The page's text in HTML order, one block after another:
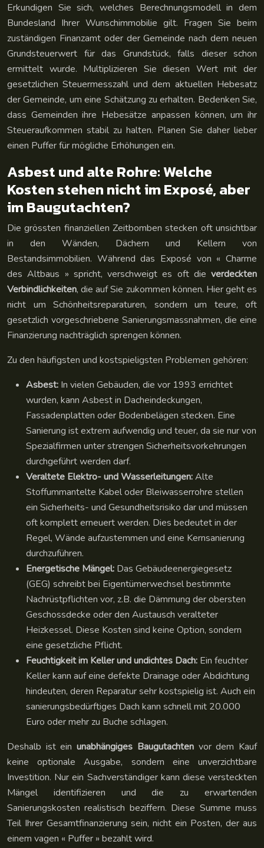
Erkundigen Sie sich, welches Berechnungsmodell in dem
Bundesland Ihrer Wunschimmobilie gilt. Fragen Sie beim
zuständigen Finanzamt oder der Gemeinde nach dem neuen
Grundsteuerwert für das Grundstück, falls dieser schon
ermittelt wurde. Multiplizieren Sie diesen Wert mit der
gesetzlichen Steuermesszahl und dem aktuellen Hebesatz
der Gemeinde, um eine Schätzung zu erhalten. Bedenken Sie,
dass Gemeinden ihre Hebesätze anpassen können, um ihr
Steueraufkommen stabil zu halten. Planen Sie daher lieber
einen Puffer für mögliche Erhöhungen ein.
Asbest und alte Rohre: Welche
Kosten stehen nicht im Exposé, aber
im Baugutachten?
Die grössten finanziellen Zeitbomben stecken oft unsichtbar
in den Wänden, Dächern und Kellern von
Bestandsimmobilien. Während das Exposé von « Charme
des Altbaus » spricht, verschweigt es oft die verdeckten
Verbindlichkeiten, die auf Sie zukommen können. Hier geht es
nicht um Schönheitsreparaturen, sondern um teure, oft
gesetzlich vorgeschriebene Sanierungsmassnahmen, die eine
Finanzierung nachträglich sprengen können.
Zu den häufigsten und kostspieligsten Problemen gehören:
Asbest: In vielen Gebäuden, die vor 1993 errichtet
wurden, kann Asbest in Dacheindeckungen,
Fassadenplatten oder Bodenbelägen stecken. Eine
Sanierung ist extrem aufwendig und teuer, da sie nur von
Spezialfirmen unter strengen Sicherheitsvorkehrungen
durchgeführt werden darf.
Veraltete Elektro- und Wasserleitungen:Alte
Stoffummantelte Kabel oder Bleiwasserrohre stellen
ein Sicherheits- und Gesundheitsrisiko dar und müssen
oft komplett erneuert werden. Dies bedeutet in der
Regel, Wände aufzustemmen und eine Kernsanierung
durchzuführen.
Energetische Mängel: Das Gebäudeenergiegesetz
(GEG) schreibt bei Eigentümerwechsel bestimmte
Nachrüstpflichten vor, z.B. die Dämmung der obersten
Geschossdecke oder den Austausch veralteter
Heizkessel. Diese Kosten sind keine Option, sondern
eine gesetzliche Pflicht.
Feuchtigkeit im Keller und undichtes Dach: Ein feuchter
Keller kann auf eine defekte Drainage oder Abdichtung
hindeuten, deren Reparatur sehr kostspielig ist. Auch ein
sanierungsbedürftiges Dach kann schnell mit 20.000
Euro oder mehr zu Buche schlagen.
Deshalb ist einunabhängiges Baugutachtenvor dem Kauf
keine optionale Ausgabe, sondern eine unverzichtbare
Investition. Nur ein Sachverständiger kann diese versteckten
Mängel identifizieren und die zu erwartenden
Sanierungskosten realistisch beziffern. Diese Summe muss
Teil Ihrer Gesamtfinanzierung sein, nicht ein Posten, der aus
einem vagen « Puffer » bezahlt wird.